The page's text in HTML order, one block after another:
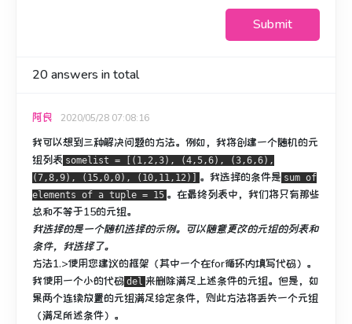
Submit
20answers in total
阿良 2020/05/28 07:08:16
我可以想到三种解决问题的方法。 例如，我将创建一个随机的元
组列表 somelist = [(1,2,3), (4,5,6), (3,6,6),
(7,8,9), (15,0,0), (10,11,12)]
。 我选择的条件是 sum of
elements of a tuple = 15 。 在最终列表中，我们将只有那些
总和不等于15的元组。
我选择的是一个随机选择的示例。 可以随意更改的元组的列表和
条件，我选择了。
方法1.>使用您建议的框架（其中一个在for循环内填写代码）。
我使用一个小的代码 del 来删除满足上述条件的元组。 但是，如
果两个连续放置的元组满足给定条件，则此方法将丢失一个元组
（满足所述条件）。